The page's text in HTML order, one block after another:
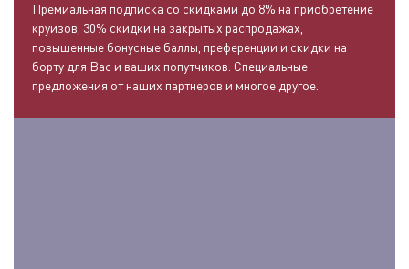
Премиальная подписка со скидками до 8% на приобретение
круизов, 30% скидки на закрытых распродажах,
повышенные бонусные баллы, преференции и скидки на
борту для Вас и ваших попутчиков. Специальные
предложения от наших партнеров и многое другое.